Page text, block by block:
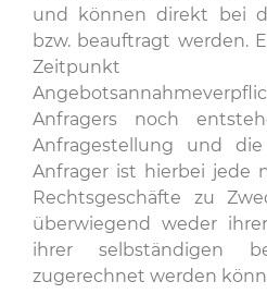
und können direkt bei
bzw. beauftragt werden.
Anfragers noch
Anfragestellung und die
Anfrager ist hierbei jede
Rechtsgeschäfte zu
überwiegend weder
ihrer selbständigen
zugerechnet werden